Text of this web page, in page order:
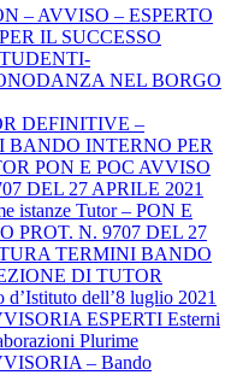
– AVVISO – ESPERTO
IL SUCCESSO
NEL BORGO
DEFINITIVE –
BANDO INTERNO PER
PON E POC AVVISO
DEL 27 APRILE 2021
istanze Tutor – PON E
PROT. N. 9707 DEL 27
TERMINI BANDO
DI TUTOR
dell’8 luglio 2021
ESPERTI Esterni
Plurime
– Bando